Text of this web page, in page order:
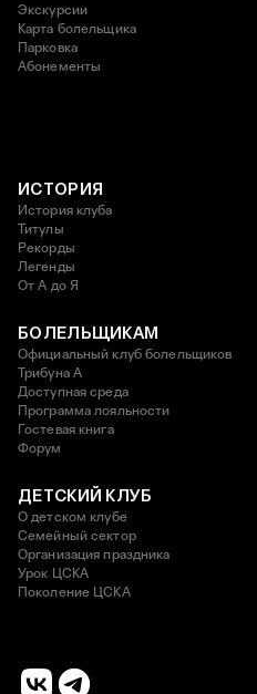
Экскурсии
Карта болельщика
Парковка
Абонементы
ИСТОРИЯ
История клуба
Титулы
Рекорды
Легенды
От А до Я
БОЛЕЛЬЩИКАМ
Официальный клуб болельщиков
Трибуна А
Доступная среда
Программа лояльности
Гостевая книга
Форум
ДЕТСКИЙ КЛУБ
О детском клубе
Семейный сектор
Организация праздника
Урок ЦСКА
Поколение ЦСКА